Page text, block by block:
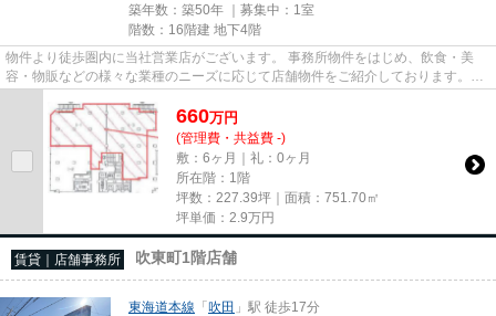
築年数：築50年 ｜募集中： 1室
階数：16階建 地下4階
物件より徒歩圏内に当社営業店がございます。 事務所物件をはじめ、飲食・美
容・物販などの様々な業種のニーズに応じて店舗物件をご紹介しております。
尚、弊社ではおとり広告は一切...
660万円
(管理費・共益費 -)
敷：6ヶ月｜礼：0ヶ月
所在階：1階
坪数：227.39坪｜面積：751.70㎡
坪単価： 2.9万円
賃貸｜店舗事務所 吹東町1階店舗
東海道本線 「吹田 」駅 徒歩17分